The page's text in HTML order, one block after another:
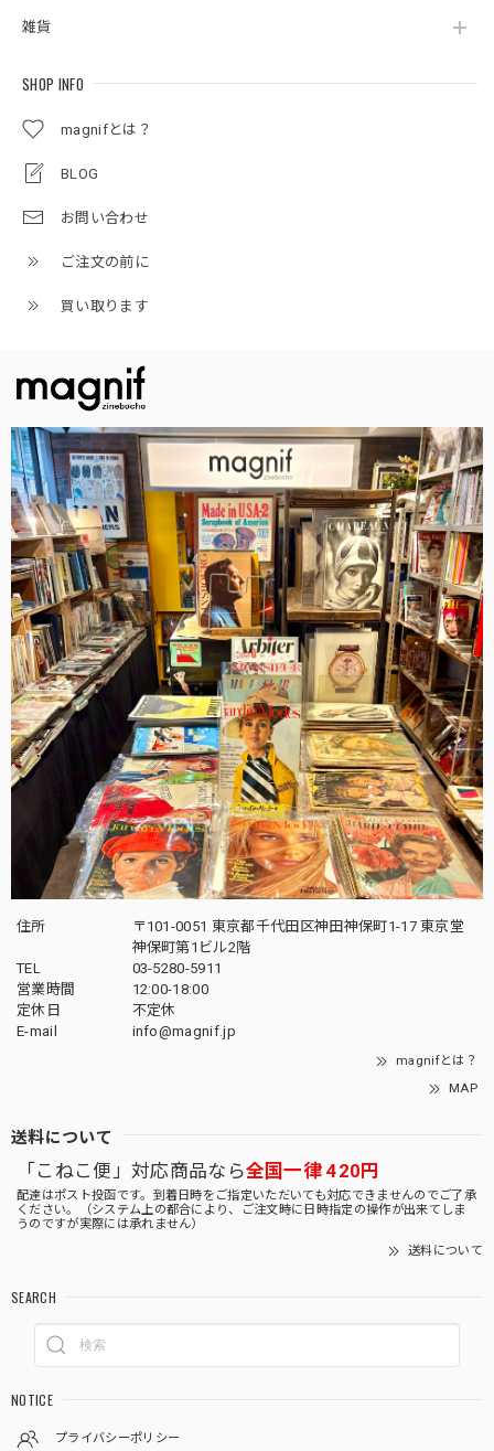
雑貨
SHOP INFO
magnifとは？
BLOG
お問い合わせ
ご注文の前に
買い取ります
住所
〒101-0051 東京都千代田区神田神保町1-17 東京堂
神保町第1ビル2階
TEL
03-5280-5911
営業時間
12:00-18:00
定休日
不定休
E-mail
info@magnif.jp
magnifとは？
MAP
送料について
「こねこ便」対応商品なら全国一律 420円
配達はポスト投函です。到着日時をご指定いただいても対応できませんのでご了承
ください。（システム上の都合により、ご注文時に日時指定の操作が出来てしま
うのですが実際には承れません）
送料について
SEARCH
NOTICE
プライバシーポリシー